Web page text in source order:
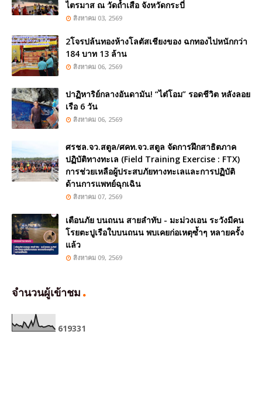
ไตรมาส ณ วัดถ้ำเสือ จังหวัดกระบี่
สิงหาคม 03, 2569
2โจรปล้นทองห้างโลตัสเชียงของ ฉกทองไปหนักกว่า
184 บาท 13 ล้าน
สิงหาคม 06, 2569
ปาฏิหาริย์กลางอันดามัน! “ไต๋โอม” รอดชีวิต หลังลอย
เรือ 6 วัน
สิงหาคม 06, 2569
ศรชล.จว.สตูล/ศคท.จว.สตูล จัดการฝึกสาธิตภาค
ปฏิบัติทางทะเล (Field Training Exercise : FTX)
การช่วยเหลือผู้ประสบภัยทางทะเลและการปฏิบัติ
ด้านการแพทย์ฉุกเฉิน
สิงหาคม 07, 2569
เตือนภัย บนถนน สายลำทับ - มะม่วงเอน ระวังมีคน
โรยตะปูเรือใบบนถนน พบเคยก่อเหตุซ้ำๆ หลายครั้ง
แล้ว
สิงหาคม 09, 2569
จำนวนผู้เข้าชม
619331